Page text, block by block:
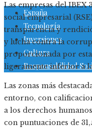
España
Tecnología
Inversiones
Cultura
Responsabilidad
Las empresas del
social empresarial
transparencia y
y lucha contra la
proporcionada por
ligeramente inferior a
Las zonas más
entorno, con
a los derechos
con puntuaciones de